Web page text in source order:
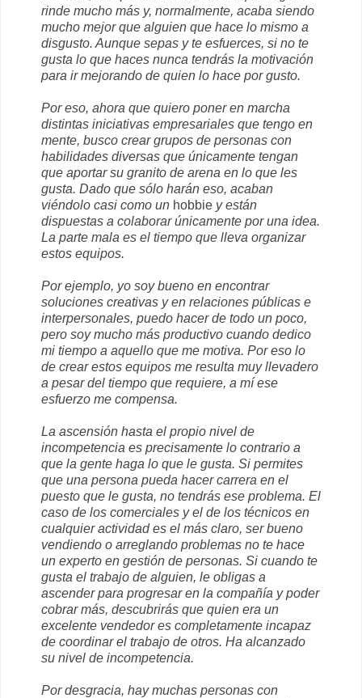
rinde mucho más y, normalmente, acaba siendo
mucho mejor que alguien que hace lo mismo a
disgusto. Aunque sepas y te esfuerces, si no te
gusta lo que haces nunca tendrás la motivación
para ir mejorando de quien lo hace por gusto.
Por eso, ahora que quiero poner en marcha
distintas iniciativas empresariales que tengo en
mente, busco crear grupos de personas con
habilidades diversas que únicamente tengan
que aportar su granito de arena en lo que les
gusta. Dado que sólo harán eso, acaban
viéndolo casi como un hobbie y están
dispuestas a colaborar únicamente por una idea.
La parte mala es el tiempo que lleva organizar
estos equipos.
Por ejemplo, yo soy bueno en encontrar
soluciones creativas y en relaciones públicas e
interpersonales, puedo hacer de todo un poco,
pero soy mucho más productivo cuando dedico
mi tiempo a aquello que me motiva. Por eso lo
de crear estos equipos me resulta muy llevadero
a pesar del tiempo que requiere, a mí ese
esfuerzo me compensa.
La ascensión hasta el propio nivel de
incompetencia es precisamente lo contrario a
que la gente haga lo que le gusta. Si permites
que una persona pueda hacer carrera en el
puesto que le gusta, no tendrás ese problema. El
caso de los comerciales y el de los técnicos en
cualquier actividad es el más claro, ser bueno
vendiendo o arreglando problemas no te hace
un experto en gestión de personas. Si cuando te
gusta el trabajo de alguien, le obligas a
ascender para progresar en la compañía y poder
cobrar más, descubrirás que quien era un
excelente vendedor es completamente incapaz
de coordinar el trabajo de otros. Ha alcanzado
su nivel de incompetencia.
Por desgracia, hay muchas personas con